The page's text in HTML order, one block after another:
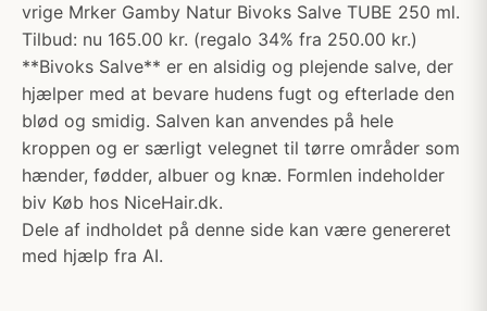
vrige Mrker Gamby Natur Bivoks Salve TUBE 250 ml.
Tilbud: nu 165.00 kr. (regalo 34% fra 250.00 kr.)
**Bivoks Salve** er en alsidig og plejende salve, der
hjælper med at bevare hudens fugt og efterlade den
blød og smidig. Salven kan anvendes på hele
kroppen og er særligt velegnet til tørre områder som
hænder, fødder, albuer og knæ. Formlen indeholder
biv Køb hos NiceHair.dk.
Dele af indholdet på denne side kan være genereret
med hjælp fra AI.